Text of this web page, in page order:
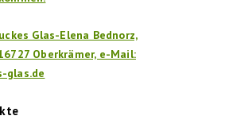
Glas-Elena Bednorz,
Oberkrämer, e-Mail:
glas.de